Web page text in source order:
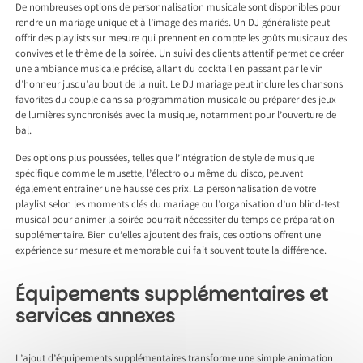
De nombreuses options de personnalisation musicale sont disponibles pour
rendre un mariage unique et à l’image des mariés. Un DJ généraliste peut
offrir des playlists sur mesure qui prennent en compte les goûts musicaux des
convives et le thème de la soirée. Un suivi des clients attentif permet de créer
une ambiance musicale précise, allant du cocktail en passant par le vin
d’honneur jusqu’au bout de la nuit. Le DJ mariage peut inclure les chansons
favorites du couple dans sa programmation musicale ou préparer des jeux
de lumières synchronisés avec la musique, notamment pour l’ouverture de
bal.
Des options plus poussées, telles que l’intégration de style de musique
spécifique comme le musette, l’électro ou même du disco, peuvent
également entraîner une hausse des prix. La personnalisation de votre
playlist selon les moments clés du mariage ou l’organisation d’un blind-test
musical pour animer la soirée pourrait nécessiter du temps de préparation
supplémentaire. Bien qu’elles ajoutent des frais, ces options offrent une
expérience sur mesure et memorable qui fait souvent toute la différence.
Équipements supplémentaires et
services annexes
L’ajout d’équipements supplémentaires transforme une simple animation